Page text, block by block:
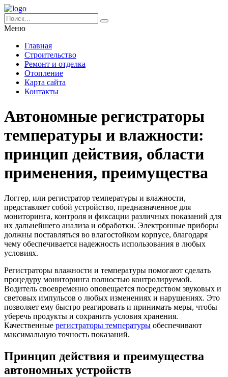
Меню
Главная
Строительство
Ремонт и отделка
Отопление
Карта сайта
Контакты
Автономные регистраторы
температуры и влажности:
принцип действия, области
применения, преимущества
Логгер, или регистратор температуры и влажности,
представляет собой устройство, предназначенное для
мониторинга, контроля и фиксации различных показаний для
их дальнейшего анализа и обработки. Электронные приборы
должны поставляться во влагостойком корпусе, благодаря
чему обеспечивается надежность использования в любых
условиях.
Регистраторы влажности и температуры помогают сделать
процедуру мониторинга полностью контролируемой.
Водитель своевременно оповещается посредством звуковых и
световых импульсов о любых изменениях и нарушениях. Это
позволяет ему быстро реагировать и принимать меры, чтобы
уберечь продукты и сохранить условия хранения.
Качественные регистраторы температуры обеспечивают
максимальную точность показаний.
Принцип действия и преимущества
автономных устройств